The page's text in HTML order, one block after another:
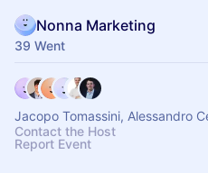
Nonna Marketing
39 Went
Jacopo Tomassini, Alessandro
Contact the Host
Report Event